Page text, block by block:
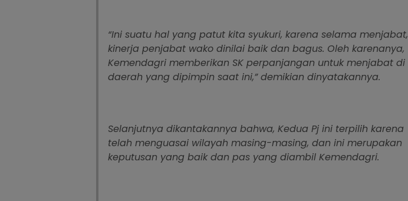
“Ini suatu hal yang patut kita syukuri, karena selama menjabat,
kinerja penjabat wako dinilai baik dan bagus. Oleh karenanya,
Kemendagri memberikan SK perpanjangan untuk menjabat di
daerah yang dipimpin saat ini,” demikian dinyatakannya.
Selanjutnya dikantakannya bahwa, Kedua Pj ini terpilih karena
telah menguasai wilayah masing-masing, dan ini merupakan
keputusan yang baik dan pas yang diambil Kemendagri.